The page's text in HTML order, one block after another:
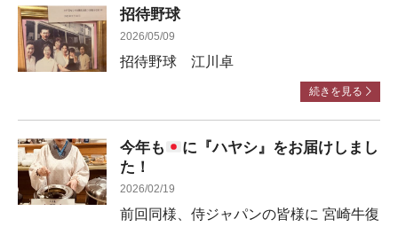
招待野球
2026/05/09
招待野球 江川卓
続きを見る
今年も
に『ハヤシ』をお届けしまし
た！
2026/02/19
前回同様、侍ジャパンの皆様に 宮崎牛復